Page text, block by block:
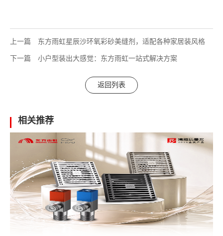
上一篇 东方雨虹星辰沙环氧彩砂美缝剂，适配各种家居装风格
下一篇 小户型装出大感觉：东方雨虹一站式解决方案
返回列表
相关推荐